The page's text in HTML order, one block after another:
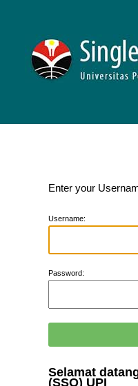
Enter your
Username:
Password:
Selamat
(SSO) UPI